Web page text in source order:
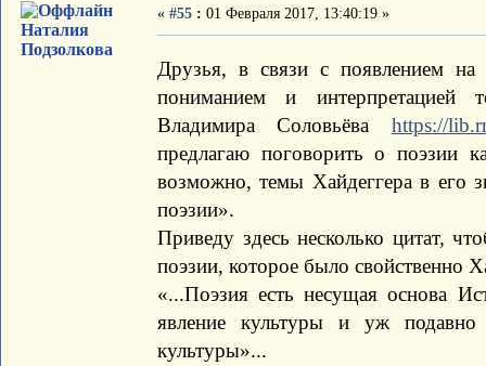
Наталия
Подзолкова
« #55 : 01 Февраля 2017, 13:40:19 »
Друзья, в связи с появлением на
пониманием и интерпретацией
Владимира Соловьёва https://
предлагаю поговорить о поэзии
возможно, темы Хайдеггера в его
поэзии».
Приведу здесь несколько цитат,
поэзии, которое было свойственно
«...Поэзия есть несущая основа
явление культуры и уж
культуры»...